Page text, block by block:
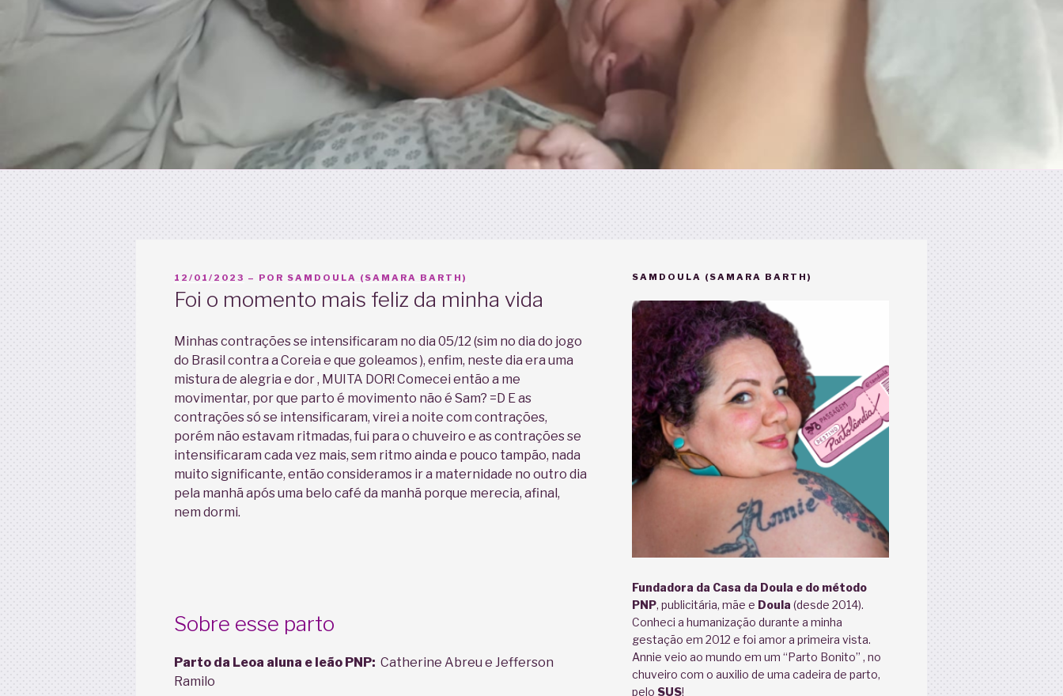
PUBLICADO
12/01/2023 – POR SAMDOULA (SAMARA BARTH)
Foi o momento mais feliz da minha vida
Minhas contrações se intensificaram no dia 05/12 (sim no dia do jogo
do Brasil contra a Coreia e que goleamos ), enfim, neste dia era uma
mistura de alegria e dor , MUITA DOR! Comecei então a me
movimentar, por que parto é movimento não é Sam? =D E as
contrações só se intensificaram, virei a noite com contrações,
porém não estavam ritmadas, fui para o chuveiro e as contrações se
intensificaram cada vez mais, sem ritmo ainda e pouco tampão, nada
muito significante, então consideramos ir a maternidade no outro dia
pela manhã após uma belo café da manhã porque merecia, afinal,
nem dormi.
Sobre esse parto
Parto da Leoa aluna e leão PNP: Catherine Abreu e Jefferson
Ramilo
SAMDOULA (SAMARA BARTH)
Fundadora da Casa da Doula e do método
PNP, publicitária, mãe e Doula (desde 2014).
Conheci a humanização durante a minha
gestação em 2012 e foi amor a primeira vista.
Annie veio ao mundo em um “Parto Bonito” , no
chuveiro com o auxilio de uma cadeira de parto,
pelo SUS!